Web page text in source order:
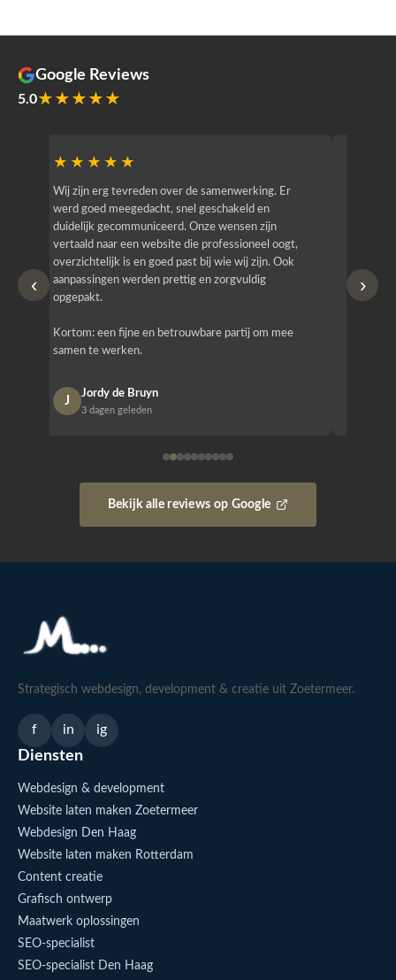
Google Reviews
5.0★★★★★
‹
★★★★★
Wij zijn erg tevreden over de samenwerking. Er
werd goed meegedacht, snel geschakeld en
duidelijk gecommuniceerd. Onze wensen zijn
vertaald naar een website die professioneel oogt,
overzichtelijk is en goed past bij wie wij zijn. Ook
aanpassingen werden prettig en zorgvuldig
opgepakt.
Kortom: een fijne en betrouwbare partij om mee
samen te werken.
J
Jordy de Bruyn
3 dagen geleden
›
Bekijk alle reviews op Google
Strategisch webdesign, development & creatie uit Zoetermeer.
f in ig
Diensten
Webdesign & development
Website laten maken Zoetermeer
Webdesign Den Haag
Website laten maken Rotterdam
Content creatie
Grafisch ontwerp
Maatwerk oplossingen
SEO-specialist
SEO-specialist Den Haag